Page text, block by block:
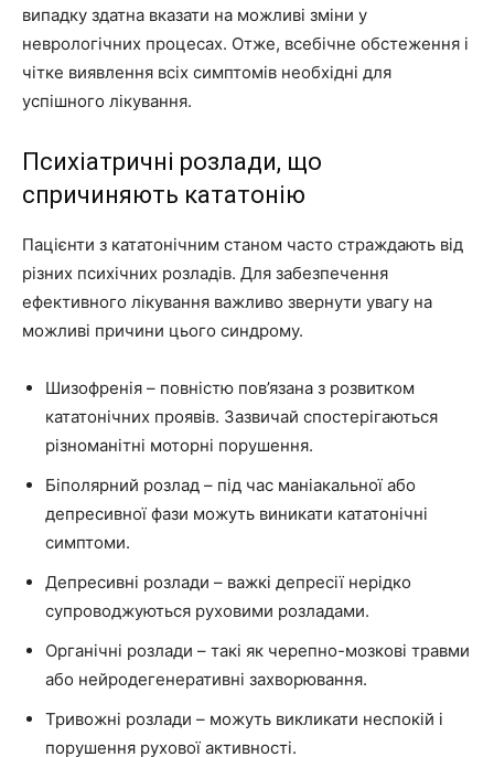
випадку здатна вказати на можливі зміни у
неврологічних процесах. Отже, всебічне обстеження і
чітке виявлення всіх симптомів необхідні для
успішного лікування.
Психіатричні розлади, що
спричиняють кататонію
Пацієнти з кататонічним станом часто страждають від
різних психічних розладів. Для забезпечення
ефективного лікування важливо звернути увагу на
можливі причини цього синдрому.
Шизофренія – повністю пов’язана з розвитком
кататонічних проявів. Зазвичай спостерігаються
різноманітні моторні порушення.
Біполярний розлад – під час маніакальної або
депресивної фази можуть виникати кататонічні
симптоми.
Депресивні розлади – важкі депресії нерідко
супроводжуються руховими розладами.
Органічні розлади – такі як черепно-мозкові травми
або нейродегенеративні захворювання.
Тривожні розлади – можуть викликати неспокій і
порушення рухової активності.